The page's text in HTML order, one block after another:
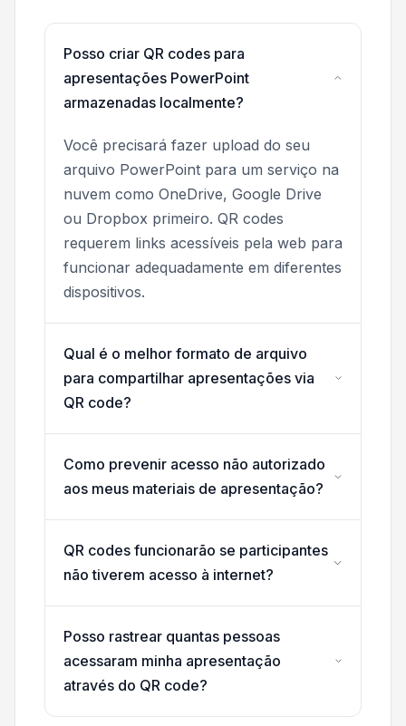
Posso criar QR codes para
apresentações PowerPoint
armazenadas localmente?
Você precisará fazer upload do seu
arquivo PowerPoint para um serviço na
nuvem como OneDrive, Google Drive
ou Dropbox primeiro. QR codes
requerem links acessíveis pela web para
funcionar adequadamente em diferentes
dispositivos.
Qual é o melhor formato de arquivo
para compartilhar apresentações via
QR code?
Como prevenir acesso não autorizado
aos meus materiais de apresentação?
QR codes funcionarão se participantes
não tiverem acesso à internet?
Posso rastrear quantas pessoas
acessaram minha apresentação
através do QR code?